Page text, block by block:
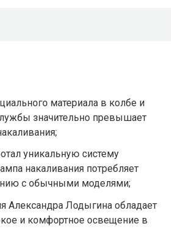
материала в колбе и
значительно превышает
уникальную систему
накаливания потребляет
с обычными моделями;
Александра Лодыгина обладает
и комфортное освещение в